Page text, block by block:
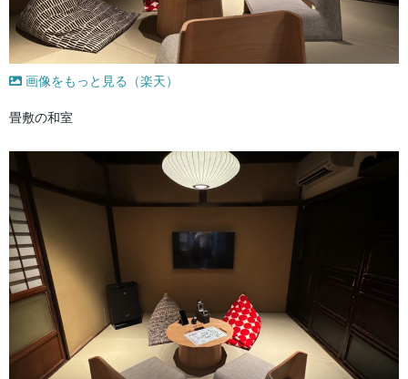
画像をもっと見る（楽天）
畳敷の和室